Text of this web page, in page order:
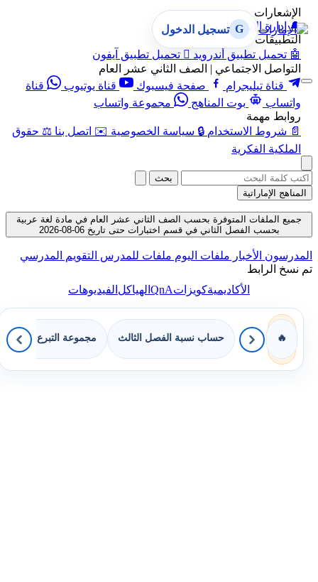
الإشعارات
🔔 إدارة الإشعارات
التطبيقات
🤖 تحميل تطبيق أندرويد  تحميل تطبيق آيفون
التواصل الاجتماعي | الصف الثاني عشر العام
قناة تيليجرام
صفحة فيسبوك قناة يوتيوب
قناة
واتساب
بوت المناهج
مجموعة واتساب
روابط مهمة
📄 شروط الاستخدام 🔒 سياسة الخصوصية ✉️ اتصل بنا ⚖️ حقوق
الملكية الفكرية
G تسجيل الدخول
بحث
المناهج الإماراتية
جميع الملفات المتوفرة بحسب الصف الثاني عشر العام في مادة لغة عربية
بحسب الفصل الثاني في قسم اختبارات حتى تاريخ 06-08-2026
المدرسون الأخبار ملفات اليوم ملفات للمدرس التقويم المدرسي
تم نسخ الرابط
الأكاديميةكويزاتQnAالهياكلالفيديوهات
🔥 حساب نسبة الفصل الثالث مجموعة التبرع بالكتب